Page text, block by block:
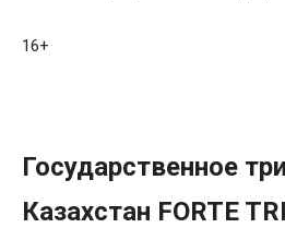
16+
Государственное
Казахстан FORTE